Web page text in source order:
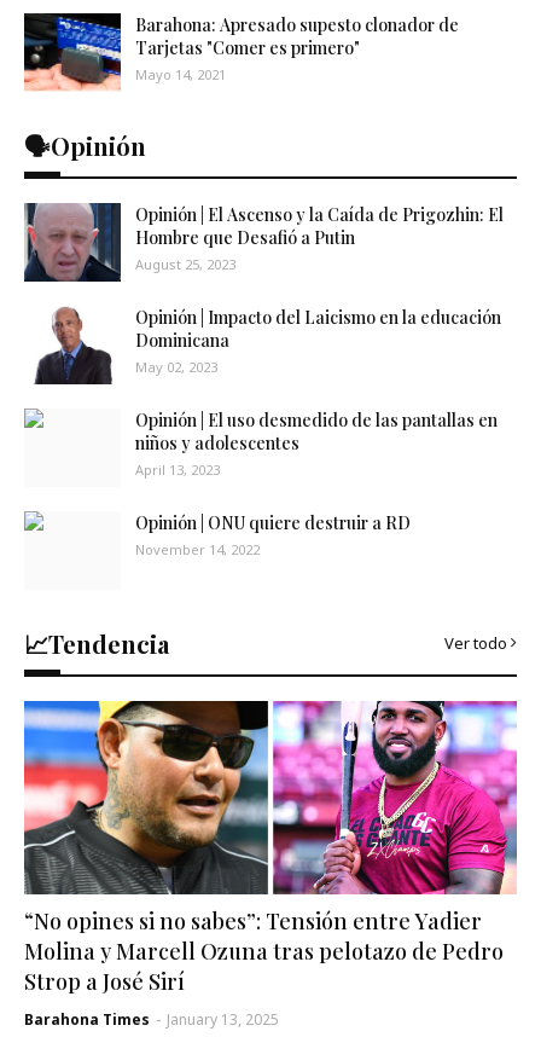
Barahona: Apresado supesto clonador de
Tarjetas "Comer es primero"
Mayo 14, 2021
🗣️Opinión
Opinión | El Ascenso y la Caída de Prigozhin: El
Hombre que Desafió a Putin
August 25, 2023
Opinión | Impacto del Laicismo en la educación
Dominicana
May 02, 2023
Opinión | El uso desmedido de las pantallas en
niños y adolescentes
April 13, 2023
Opinión | ONU quiere destruir a RD
November 14, 2022
📈Tendencia Ver todo
“No opines si no sabes”: Tensión entre Yadier
Molina y Marcell Ozuna tras pelotazo de Pedro
Strop a José Sirí
Barahona Times - January 13, 2025